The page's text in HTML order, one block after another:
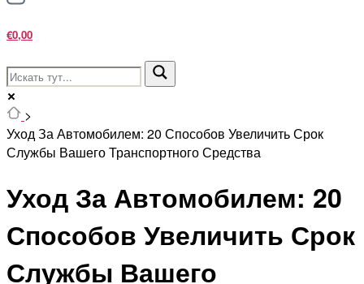
€0,00
>
Уход За Автомобилем: 20 Способов Увеличить Срок
Службы Вашего Транспортного Средства
Уход За Автомобилем: 20
Способов Увеличить Срок
Службы Вашего